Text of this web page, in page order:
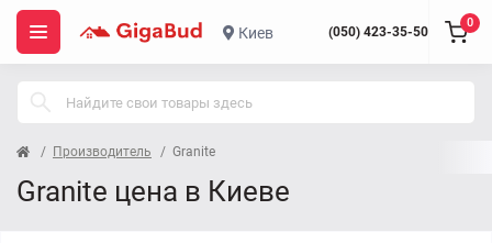
Киев (050) 423-35-50
0
Производитель Granite
Granite цена в Киеве